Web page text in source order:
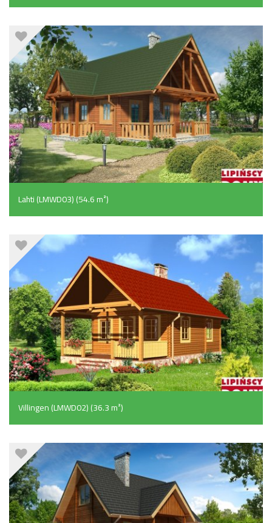
Lahti (LMWD03) (54.6 m²)
Villingen (LMWD02) (36.3 m²)